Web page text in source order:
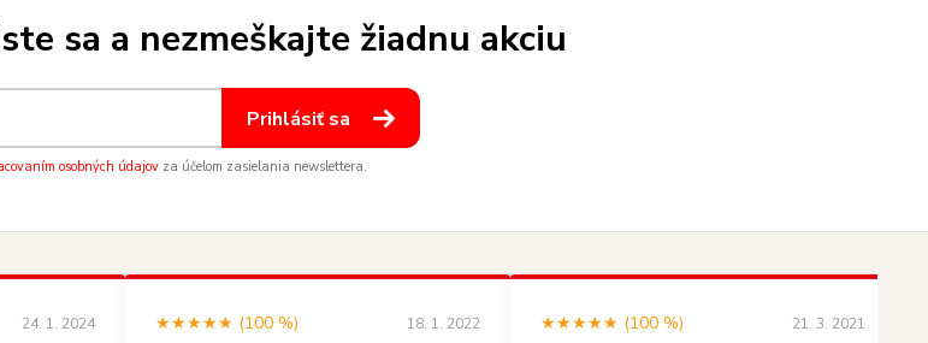
sa a nezmeškajte žiadnu akciu
Prihlásiť sa
osobných údajovza účelom zasielania newslettera.
24. 1. 2024 ★★★★★ (100 %) 18. 1. 2022 ★★★★★ (100 %) 21. 3. 2021